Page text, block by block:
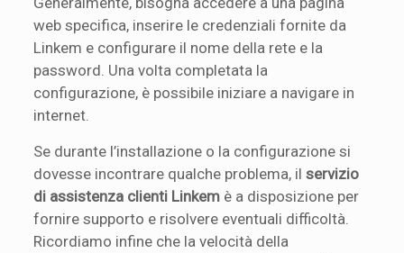
web specifica, inserire le credenziali fornite da
Linkem e configurare il nome della rete e la
password. Una volta completata la
configurazione, è possibile iniziare a navigare in
internet.
Se durante l’installazione o la configurazione si
dovesse incontrare qualche problema, ilservizio
di assistenza clienti Linkem è a disposizione per
fornire supporto e risolvere eventuali difficoltà.
Ricordiamo infine che la velocità della